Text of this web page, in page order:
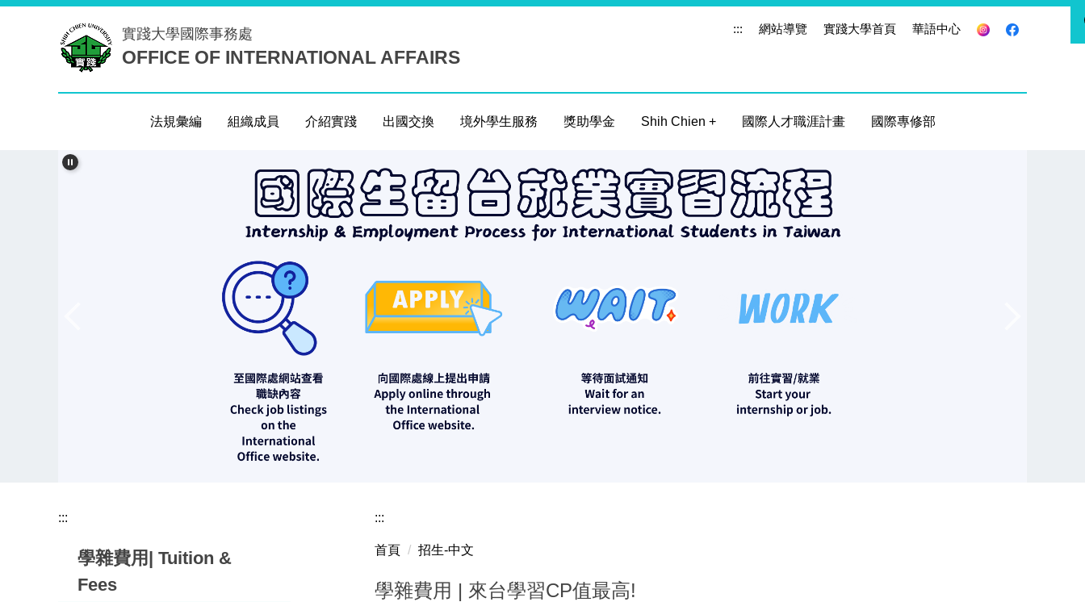
實踐大學 國際事務處
OFFICE OF INTERNATIONAL AFFAIRS
::: 網站導覽 實踐大學首頁 華語中心
法規彙編 組織成員 介紹實踐 出國交換 境外學生服務 獎助學金 Shih Chien + 國際人才職涯計畫 國際專修部
:::
學雜費用| Tuition &
Fees
:::
首頁 招生-中文
學雜費用 | 來台學習CP值最高!